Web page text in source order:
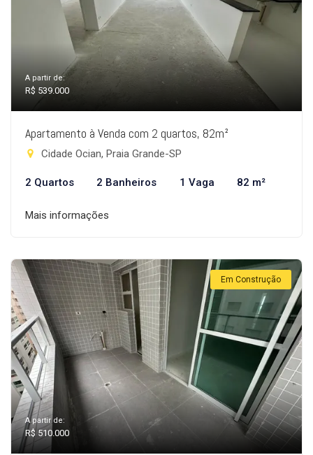
A partir de:
R$ 539.000
Apartamento à Venda com 2 quartos, 82m²
Cidade Ocian, Praia Grande-SP
2 Quartos 2 Banheiros 1 Vaga 82 m²
Mais informações
Em Construção
A partir de:
R$ 510.000